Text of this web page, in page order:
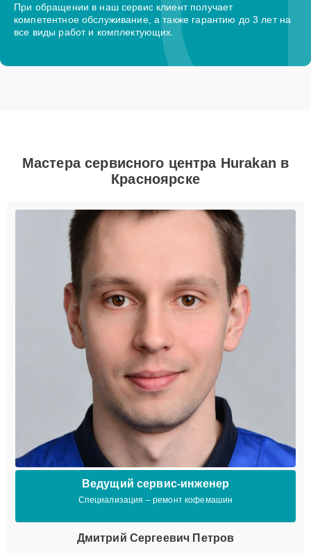
При обращении в наш сервис клиент получает
компетентное обслуживание, а также гарантию до 3 лет на
все виды работ и комплектующих.
Мастера сервисного центра Hurakan в
Красноярске
Ведущий сервис-инженер
Специализация – ремонт кофемашин
Дмитрий Сергеевич Петров